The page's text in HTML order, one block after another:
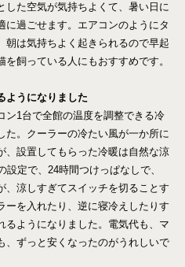
した空気が気持ちよくて、暑い日に
に過ごせます。エアコンのようにタ
朝は気持ちよく起きられるので早起
飼っている人にもおすすめです。
ようになりました
ン1台で全館の温度を調整できる冷
た。クーラーの冷たい風が一か所に
、設置してもらった冷暖は自然な涼
定で、24時間つけっぱなしで、
、涼しすぎてスイッチを切ることす
ーを入れたり、逆に寝冷えしたりす
るようになりました。電気代も、マ
、ずっと安くなったのがうれしいで